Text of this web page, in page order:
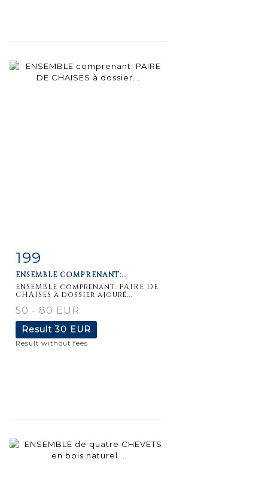
Item detail
199
ENSEMBLE COMPRENANT:...
ENSEMBLE comprenant: PAIRE DE
CHAISES à dossier ajouré...
50 - 80 EUR
Result30 EUR
Result without fees